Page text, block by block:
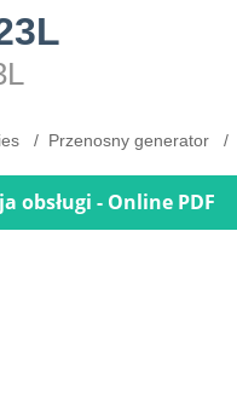
Przenosny generator
obsługi - Online PDF